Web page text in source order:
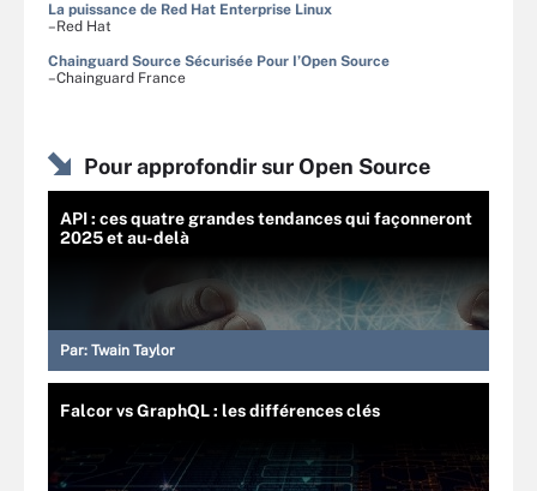
La puissance de Red Hat Enterprise Linux
–Red Hat
Chainguard Source Sécurisée Pour I’Open Source
–Chainguard France
Pour approfondir sur Open Source
API : ces quatre grandes tendances qui façonneront
2025 et au-delà
Par: Twain Taylor
Falcor vs GraphQL : les différences clés